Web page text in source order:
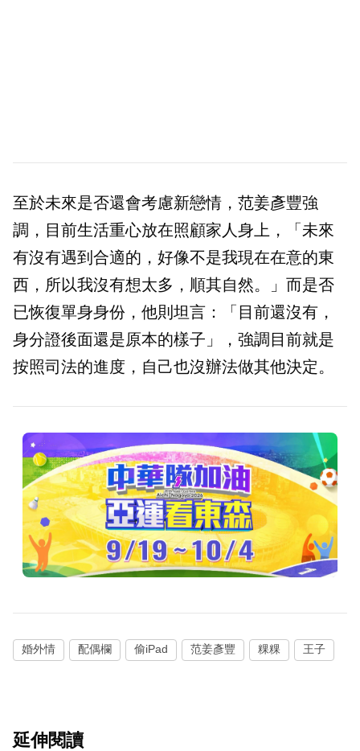
至於未來是否還會考慮新戀情，范姜彥豐強
調，目前生活重心放在照顧家人身上，「未來
有沒有遇到合適的，好像不是我現在在意的東
西，所以我沒有想太多，順其自然。」而是否
已恢復單身身份，他則坦言：「目前還沒有，
身分證後面還是原本的樣子」，強調目前就是
按照司法的進度，自己也沒辦法做其他決定。
婚外情 配偶欄 偷iPad 范姜彥豐 粿粿 王子
延伸閱讀